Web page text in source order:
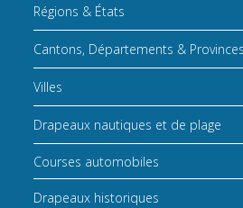
Régions & États
Cantons, Départements & Provinces
Villes
Drapeaux nautiques et de plage
Courses automobiles
Drapeaux historiques